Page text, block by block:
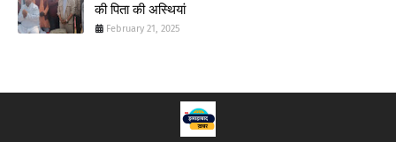
की पिता की अस्थियां
February 21, 2025